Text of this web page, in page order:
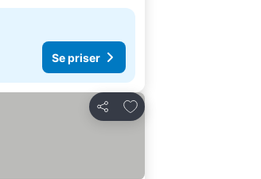
Se priser
Dela
Lägg till i Mina Favoriter